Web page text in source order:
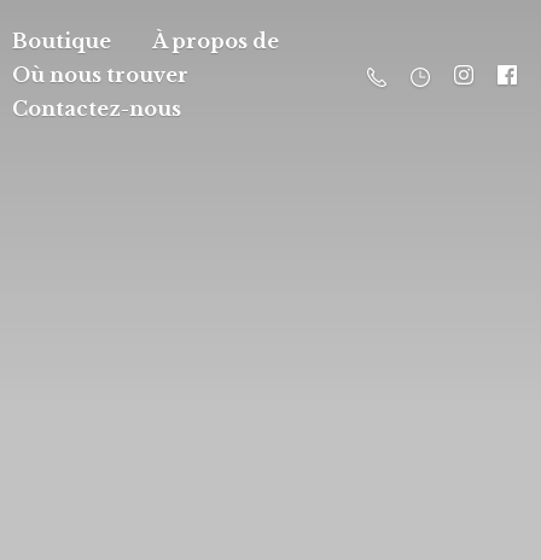
Boutique
À propos de
Où nous trouver
Contactez-nous